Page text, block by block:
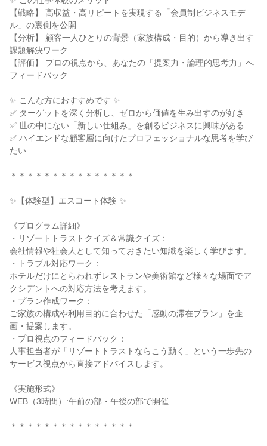
【戦略】 高収益・高リピートを実現する「会員制ビジネスモデ
ル」の裏側を公開
【分析】 顧客一人ひとりの背景（家族構成・目的）から導き出す
課題解決ワーク
【評価】 プロの視点から、あなたの「提案力・論理的思考力」へ
フィードバック
✨ こんな方におすすめです ✨
✅ ターゲットを深く分析し、ゼロから価値を生み出すのが好き
✅ 世の中にない「新しい仕組み」を創るビジネスに興味がある
✅ ハイエンドな顧客層に向けたプロフェッショナルな思考を学び
たい
＊＊＊＊＊＊＊＊＊＊＊＊＊＊＊
✨【体験型】エスコート体験 ✨
《プログラム詳細》
・リゾートトラストクイズ＆常識クイズ：
会社情報や社会人として知っておきたい知識を楽しく学びます。
・トラブル対応ワーク：
ホテルだけにとらわれずレストランや美術館など様々な場面でア
クシデントへの対応方法を考えます。
・プラン作成ワーク：
ご家族の構成や利用目的に合わせた「感動の滞在プラン」を企
画・提案します。
・プロ視点のフィードバック：
人事担当者が「リゾートトラストならこう動く」という一歩先の
サービス視点から直接アドバイスします。
《実施形式》
WEB（3時間）:午前の部・午後の部で開催
＊＊＊＊＊＊＊＊＊＊＊＊＊＊＊